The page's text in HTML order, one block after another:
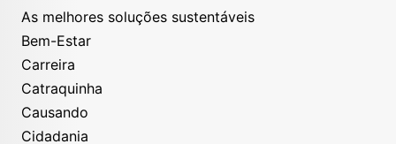
As melhores soluções sustentáveis
Bem-Estar
Carreira
Catraquinha
Causando
Cidadania